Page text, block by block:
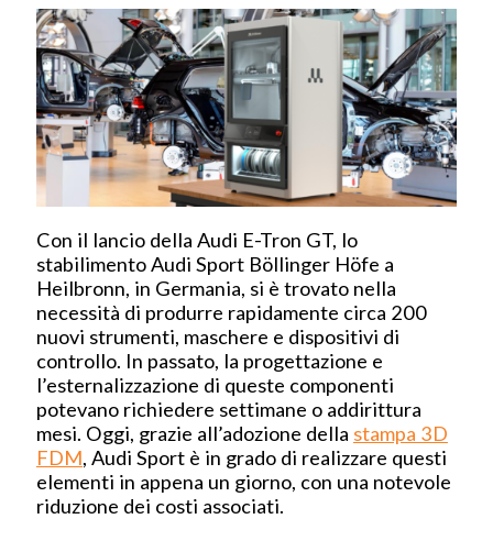
Con il lancio della Audi E-Tron GT, lo
stabilimento Audi Sport Böllinger Höfe a
Heilbronn, in Germania, si è trovato nella
necessità di produrre rapidamente circa 200
nuovi strumenti, maschere e dispositivi di
controllo. In passato, la progettazione e
l’esternalizzazione di queste componenti
potevano richiedere settimane o addirittura
mesi. Oggi, grazie all’adozione della stampa 3D
FDM, Audi Sport è in grado di realizzare questi
elementi in appena un giorno, con una notevole
riduzione dei costi associati.